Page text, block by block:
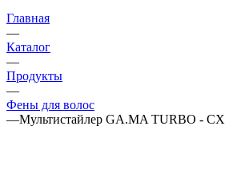
Главная
—
Каталог
—
Продукты
—
Фены для волос
—Мультистайлер GA.MA TURBO - CX